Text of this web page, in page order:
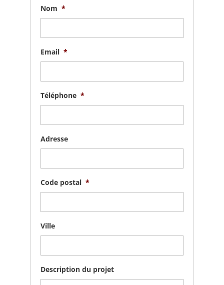
Nom *
Email *
Téléphone *
Adresse
Code postal *
Ville
Description du projet